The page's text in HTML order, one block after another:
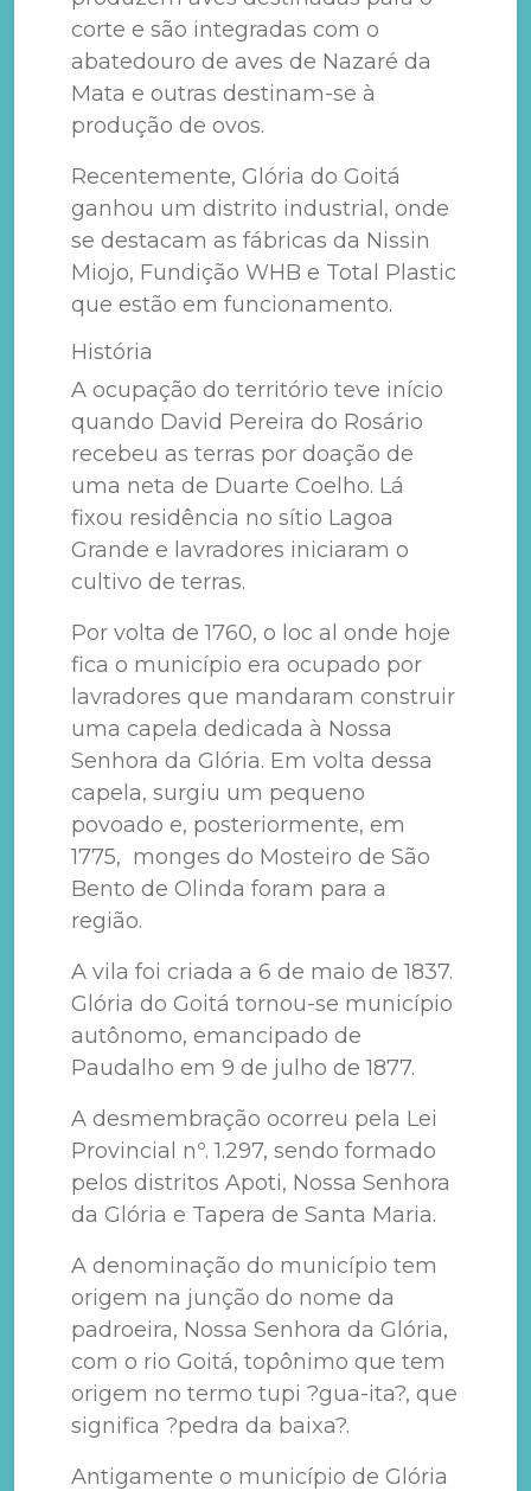
corte e são integradas com o
abatedouro de aves de Nazaré da
Mata e outras destinam-se à
produção de ovos.
Recentemente, Glória do Goitá
ganhou um distrito industrial, onde
se destacam as fábricas da Nissin
Miojo, Fundição WHB e Total Plastic
que estão em funcionamento.
História
A ocupação do território teve início
quando David Pereira do Rosário
recebeu as terras por doação de
uma neta de Duarte Coelho. Lá
fixou residência no sítio Lagoa
Grande e lavradores iniciaram o
cultivo de terras.
Por volta de 1760, o loc al onde hoje
fica o município era ocupado por
lavradores que mandaram construir
uma capela dedicada à Nossa
Senhora da Glória. Em volta dessa
capela, surgiu um pequeno
povoado e, posteriormente, em
1775, monges do Mosteiro de São
Bento de Olinda foram para a
região.
A vila foi criada a 6 de maio de 1837.
Glória do Goitá tornou-se município
autônomo, emancipado de
Paudalho em 9 de julho de 1877.
A desmembração ocorreu pela Lei
Provincial nº. 1.297, sendo formado
pelos distritos Apoti, Nossa Senhora
da Glória e Tapera de Santa Maria.
A denominação do município tem
origem na junção do nome da
padroeira, Nossa Senhora da Glória,
com o rio Goitá, topônimo que tem
origem no termo tupi ?gua-ita?, que
significa ?pedra da baixa?.
Antigamente o município de Glória